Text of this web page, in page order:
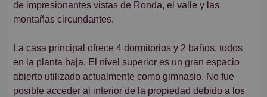
de impresionantes vistas de Ronda, el valle y las
montañas circundantes.
La casa principal ofrece 4 dormitorios y 2 baños, todos
en la planta baja. El nivel superior es un gran espacio
abierto utilizado actualmente como gimnasio. No fue
posible acceder al interior de la propiedad debido a los